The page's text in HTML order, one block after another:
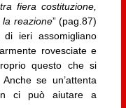
fiera costituzione,
la reazione” (pag.87)
ieri assomigliano
rovesciate e
questo che si
se un’attenta
ci può aiutare a